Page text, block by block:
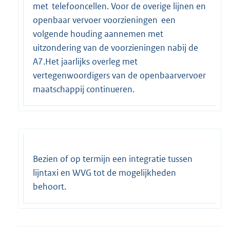
met telefooncellen. Voor de overige lijnen en
openbaar vervoer voorzieningen een
volgende houding aannemen met
uitzondering van de voorzieningen nabij de
A7.Het jaarlijks overleg met
vertegenwoordigers van de openbaarvervoer
maatschappij continueren.
Bezien of op termijn een integratie tussen
lijntaxi en WVG tot de mogelijkheden
behoort.